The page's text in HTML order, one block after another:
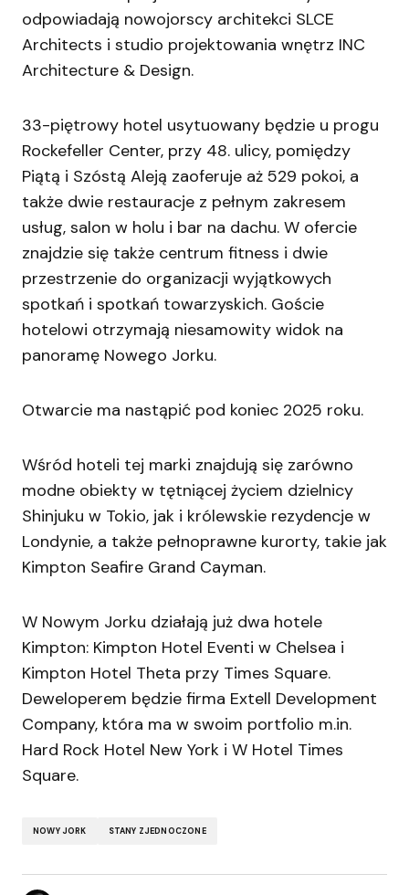
odpowiadają nowojorscy architekci SLCE
Architects i studio projektowania wnętrz INC
Architecture & Design.
33-piętrowy hotel usytuowany będzie u progu
Rockefeller Center, przy 48. ulicy, pomiędzy
Piątą i Szóstą Aleją zaoferuje aż 529 pokoi, a
także dwie restauracje z pełnym zakresem
usług, salon w holu i bar na dachu. W ofercie
znajdzie się także centrum fitness i dwie
przestrzenie do organizacji wyjątkowych
spotkań i spotkań towarzyskich. Goście
hotelowi otrzymają niesamowity widok na
panoramę Nowego Jorku.
Otwarcie ma nastąpić pod koniec 2025 roku.
Wśród hoteli tej marki znajdują się zarówno
modne obiekty w tętniącej życiem dzielnicy
Shinjuku w Tokio, jak i królewskie rezydencje w
Londynie, a także pełnoprawne kurorty, takie jak
Kimpton Seafire Grand Cayman.
W Nowym Jorku działają już dwa hotele
Kimpton: Kimpton Hotel Eventi w Chelsea i
Kimpton Hotel Theta przy Times Square.
Deweloperem będzie firma Extell Development
Company, która ma w swoim portfolio m.in.
Hard Rock Hotel New York i W Hotel Times
Square.
NOWY JORK STANY ZJEDNOCZONE